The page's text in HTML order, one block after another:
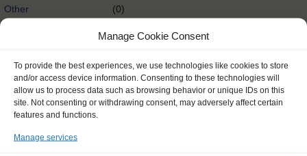
Manage Cookie Consent
To provide the best experiences, we use technologies like cookies to store
and/or access device information. Consenting to these technologies will
allow us to process data such as browsing behavior or unique IDs on this
site. Not consenting or withdrawing consent, may adversely affect certain
features and functions.
Manage services
Other
(0)
Rendez-Vous 2017 Tall
Ships Regatta
(65)
Tall Ships Races